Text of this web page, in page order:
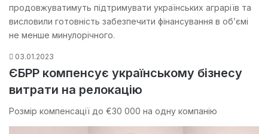
продовжуватимуть підтримувати українських аграріїв та
висловили готовність забезпечити фінансування в об’ємі
не менше минулорічного.
03.01.2023
ЄБРР компенсує українському бізнесу
витрати на релокацію
Розмір компенсації до €30 000 на одну компанію